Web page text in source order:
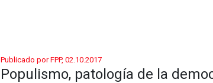
Publicado por FPP, 02.10.2017
Populismo, patología de la